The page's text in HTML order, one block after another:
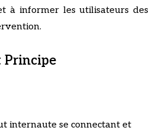
à informer les utilisateurs des
Principe
internaute se connectant et